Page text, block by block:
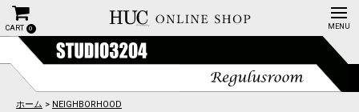
CART 0
ホーム > NEIGHBORHOOD